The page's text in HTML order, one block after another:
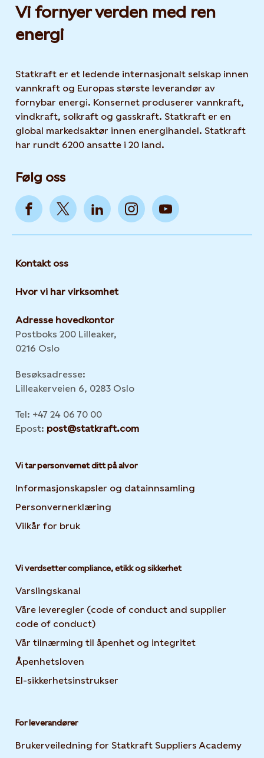
Vi fornyer verden med ren
energi
Statkraft er et ledende internasjonalt selskap innen
vannkraft og Europas største leverandør av
fornybar energi. Konsernet produserer vannkraft,
vindkraft, solkraft og gasskraft. Statkraft er en
global markedsaktør innen energihandel. Statkraft
har rundt 6200 ansatte i 20 land.
Følg oss
Kontakt oss
Hvor vi har virksomhet
Adresse hovedkontor
Postboks 200 Lilleaker,
0216 Oslo
Besøksadresse:
Lilleakerveien 6, 0283 Oslo
Tel: +47 24 06 70 00
Epost: post@statkraft.com
Vi tar personvernet ditt på alvor
Informasjonskapsler og datainnsamling
Personvernerklæring
Vilkår for bruk
Vi verdsetter compliance, etikk og sikkerhet
Varslingskanal
Våre leveregler (code of conduct and supplier
code of conduct)
Vår tilnærming til åpenhet og integritet
Åpenhetsloven
El-sikkerhetsinstrukser
For leverandører
Brukerveiledning for Statkraft Suppliers Academy